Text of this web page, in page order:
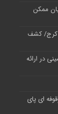
ممکن
کرج/‌ کشف
صدرنشینی در ارائه
ای پای